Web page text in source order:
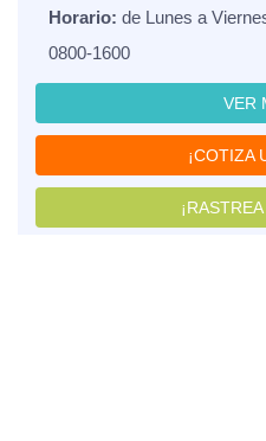
Horario: de Lunes a
0800-1600
VER
¡COTIZA